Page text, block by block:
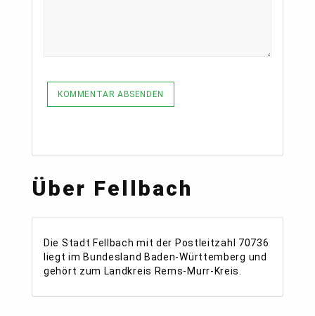
KOMMENTAR ABSENDEN
Über Fellbach
Die Stadt Fellbach mit der Postleitzahl 70736
liegt im Bundesland Baden-Württemberg und
gehört zum Landkreis Rems-Murr-Kreis.